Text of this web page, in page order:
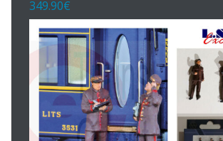
349.90€